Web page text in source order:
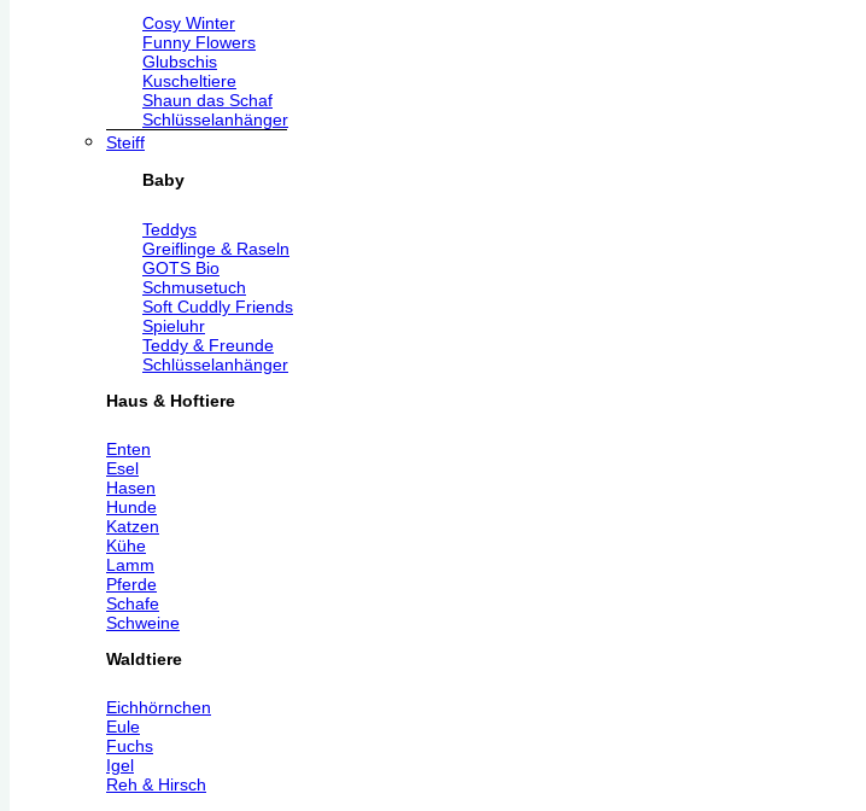
Cosy Winter
Funny Flowers
Glubschis
Kuscheltiere
Shaun das Schaf
Schlüsselanhänger
Steiff
Baby
Teddys
Greiflinge & Raseln
GOTS Bio
Schmusetuch
Soft Cuddly Friends
Spieluhr
Teddy & Freunde
Schlüsselanhänger
Haus & Hoftiere
Enten
Esel
Hasen
Hunde
Katzen
Kühe
Lamm
Pferde
Schafe
Schweine
Waldtiere
Eichhörnchen
Eule
Fuchs
Igel
Reh & Hirsch